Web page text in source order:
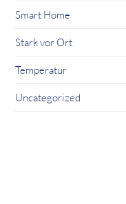
Smart Home
Stark vor Ort
Temperatur
Uncategorized